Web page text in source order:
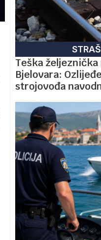
Teška
Bjelovara:
strojovođa